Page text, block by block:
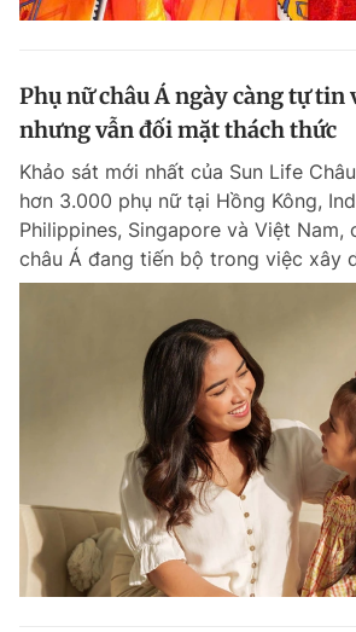
Phụ nữ châu Á ngày càng tự tin
nhưng vẫn đối mặt thách thức
Khảo sát mới nhất của Sun Life
hơn 3.000 phụ nữ tại Hồng Kông,
Philippines, Singapore và Việt Nam,
châu Á đang tiến bộ trong việc xây